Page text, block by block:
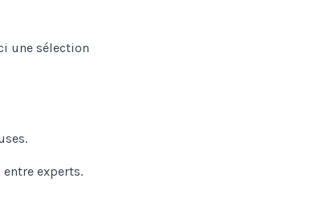
une sélection
experts.